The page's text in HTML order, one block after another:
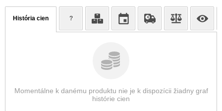
História cien ?
Momentálne k danému produktu nie je k dispozícii žiadny graf
histórie cien